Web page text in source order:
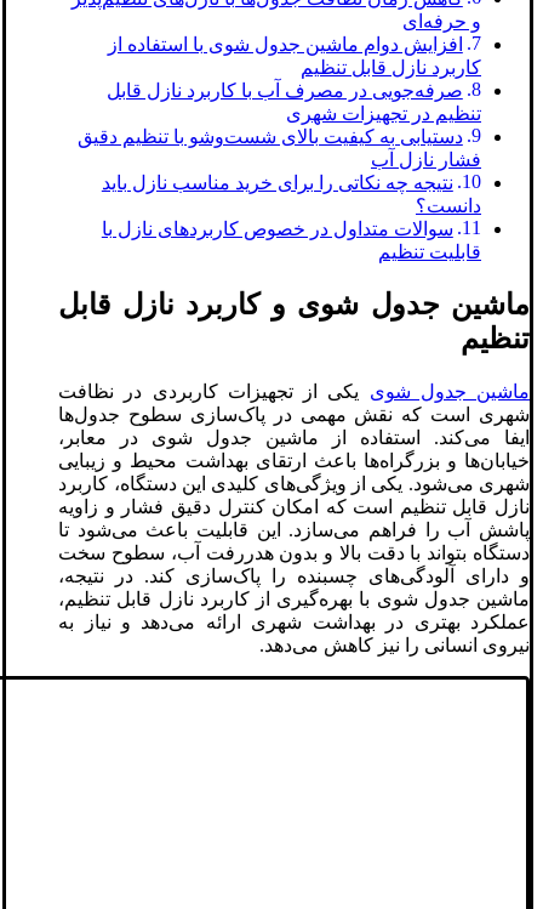
و حرفه‌ای
افزایش دوام ماشین جدول شوی با استفاده از
کاربرد نازل قابل تنظیم
صرفه‌جویی در مصرف آب با کاربرد نازل قابل
تنظیم در تجهیزات شهری
دستیابی به کیفیت بالای شست‌وشو با تنظیم دقیق
فشار نازل آب
نتیجه چه نکاتی را برای خرید مناسب نازل باید
دانست؟
سوالات متداول در خصوص کاربردهای نازل با
قابلیت تنظیم
ماشین جدول شوی و کاربرد نازل قابل
تنظیم
ماشین جدول شوی یکی از تجهیزات کاربردی در نظافت
شهری است که نقش مهمی در پاک‌سازی سطوح جدول‌ها
ایفا می‌کند. استفاده از ماشین جدول شوی در معابر،
خیابان‌ها و بزرگراه‌ها باعث ارتقای بهداشت محیط و زیبایی
شهری می‌شود. یکی از ویژگی‌های کلیدی این دستگاه، کاربرد
نازل قابل تنظیم است که امکان کنترل دقیق فشار و زاویه
پاشش آب را فراهم می‌سازد. این قابلیت باعث می‌شود تا
دستگاه بتواند با دقت بالا و بدون هدررفت آب، سطوح سخت
و دارای آلودگی‌های چسبنده را پاک‌سازی کند. در نتیجه،
ماشین جدول شوی با بهره‌گیری از کاربرد نازل قابل تنظیم،
عملکرد بهتری در بهداشت شهری ارائه می‌دهد و نیاز به
نیروی انسانی را نیز کاهش می‌دهد.